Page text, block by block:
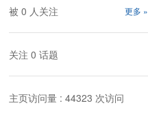
更多 »
被 0 人关注
关注 0 话题
主页访问量 : 44323 次访问